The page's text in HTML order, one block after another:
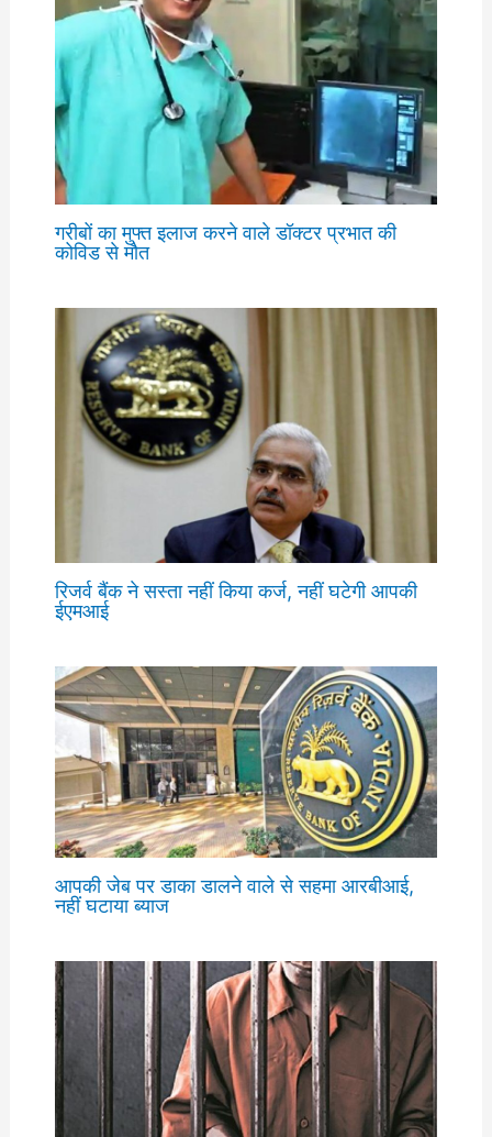
गरीबों का मुफ्त इलाज करने वाले डॉक्टर प्रभात की
कोविड से मौत
रिजर्व बैंक ने सस्ता नहीं किया कर्ज, नहीं घटेगी आपकी
ईएमआई
आपकी जेब पर डाका डालने वाले से सहमा आरबीआई,
नहीं घटाया ब्याज